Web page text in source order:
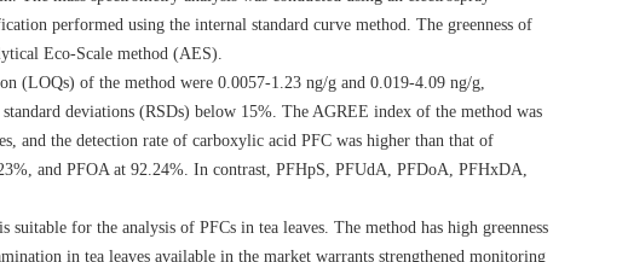
performed using the internal standard curve method. The greenness of
Eco-Scale method (AES).
(LOQs) of the method were 0.0057-1.23 ng/g and 0.019-4.09 ng/g,
deviations (RSDs) below 15%. The AGREE index of the method was
and the detection rate of carboxylic acid PFC was higher than that of
and PFOA at 92.24%. In contrast, PFHpS, PFUdA, PFDoA, PFHxDA,
for the analysis of PFCs in tea leaves. The method has high greenness
in tea leaves available in the market warrants strengthened monitoring